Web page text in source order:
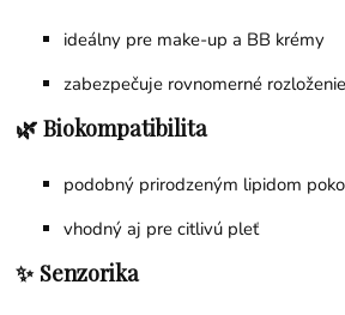
ideálny pre make-up a BB krémy
zabezpečuje rovnomerné
🌿 Biokompatibilita
podobný prirodzeným lipidom
vhodný aj pre citlivú pleť
✨ Senzorika